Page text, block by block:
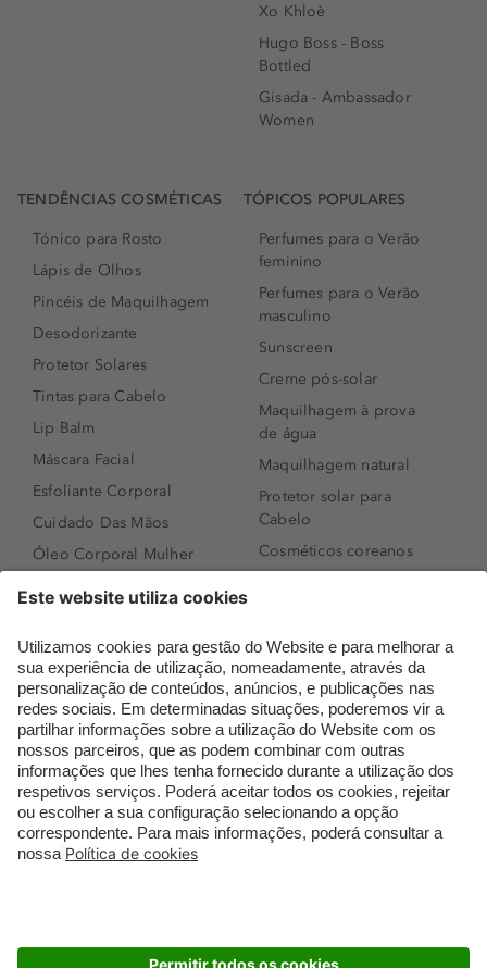
Xo Khloè
Hugo Boss - Boss
Bottled
Gisada - Ambassador
Women
TENDÊNCIAS COSMÉTICAS
Tónico para Rosto
Lápis de Olhos
Pincéis de Maquilhagem
Desodorizante
Protetor Solares
Tintas para Cabelo
Lip Balm
Máscara Facial
Esfoliante Corporal
Cuidado Das Mãos
Óleo Corporal Mulher
Sérum de Rosto
Body mist & Spray
corporal
Produtos para Cabelo
Homem
Espuma de Limpeza
Facial
Dermocosmética
TÓPICOS POPULARES
Perfumes para o Verão
feminino
Perfumes para o Verão
masculino
Sunscreen
Creme pós-solar
Maquilhagem à prova
de água
Maquilhagem natural
Protetor solar para
Cabelo
Cosméticos coreanos
Perfumes árabes
Novidades
Melhores Perfumes
Femininos
TOP 10: Perfumes
Masculinos
Pestanas Postiças
Creme Rosto Homem
Embalagens Sustentáveis